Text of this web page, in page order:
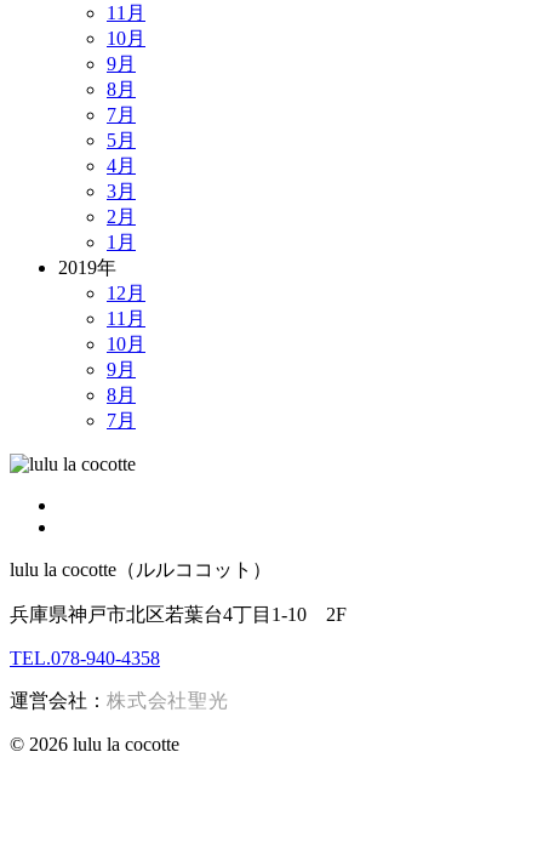
11月
10月
9月
8月
7月
5月
4月
3月
2月
1月
2019年
12月
11月
10月
9月
8月
7月
lulu la cocotte（ルルココット）
兵庫県神戸市北区若葉台4丁目1-10 2F
TEL.078-940-4358
運営会社： 株式会社聖光
© 2026 lulu la cocotte